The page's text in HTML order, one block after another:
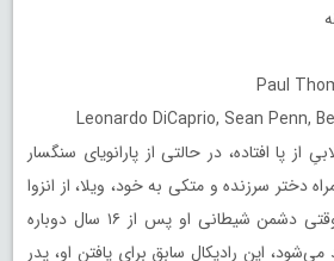
از پا افتاده، در حالتی از پارانویای سنگسار
دختر سرزنده و متکی به خود، ویلا، از انزوا
جان سالم به در می‌برد. وقتی دشمن شیطانی او پس از ۱۶ سال دوباره
این رادیکال سابق برای یافتن او، پدر